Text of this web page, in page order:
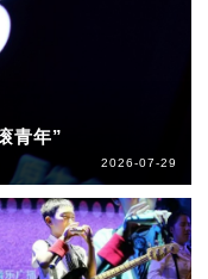
青年”
2026-07-29